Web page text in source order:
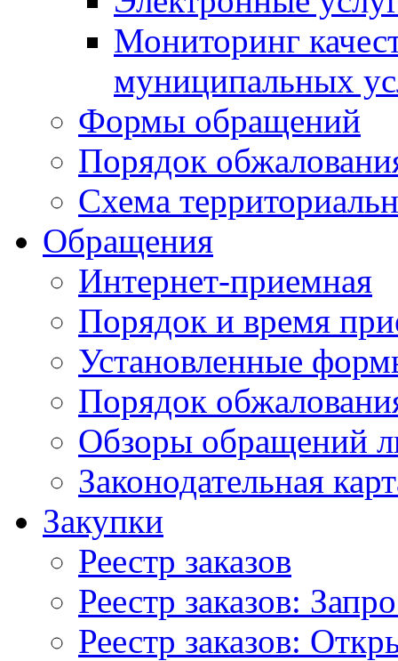
Мониторинг
муниципальных
Формы обращений
Порядок
Схема
Обращения
Интернет-приемная
Порядок и время
Установленные
Порядок
Обзоры обращений
Законодательная
Закупки
Реестр заказов
Реестр заказов:
Реестр заказов: